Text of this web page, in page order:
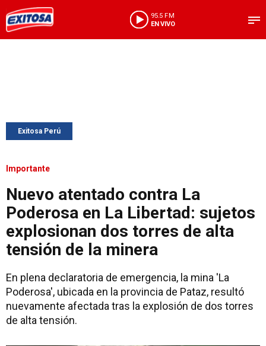
95.5 FM
EN VIVO
Exitosa Perú
Importante
Nuevo atentado contra La
Poderosa en La Libertad: sujetos
explosionan dos torres de alta
tensión de la minera
En plena declaratoria de emergencia, la mina 'La
Poderosa', ubicada en la provincia de Pataz, resultó
nuevamente afectada tras la explosión de dos torres
de alta tensión.